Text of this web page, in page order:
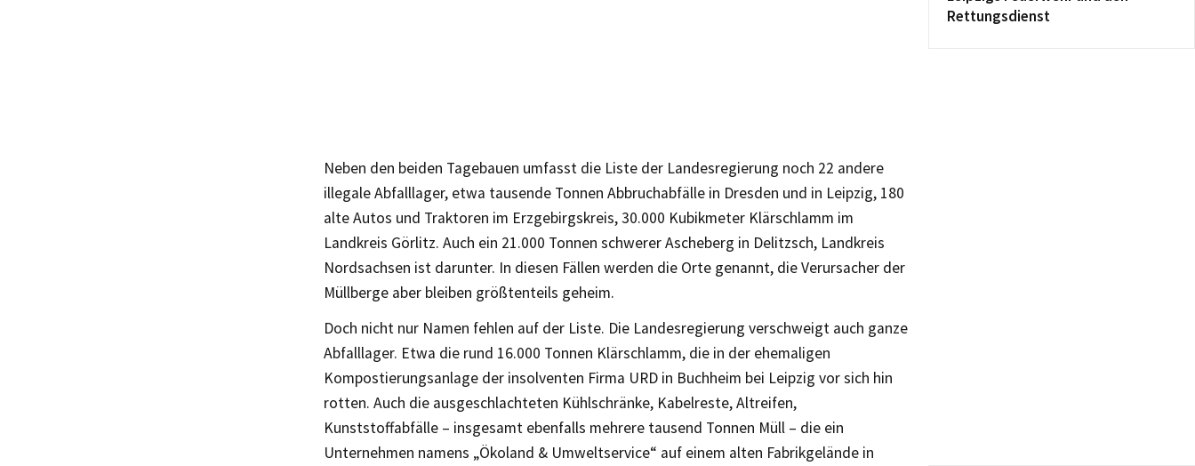
Neben den beiden Tagebauen umfasst die Liste der Landesregierung noch 22 andere
illegale Abfalllager, etwa tausende Tonnen Abbruchabfälle in Dresden und in Leipzig, 180
alte Autos und Traktoren im Erzgebirgskreis, 30.000 Kubikmeter Klärschlamm im
Landkreis Görlitz. Auch ein 21.000 Tonnen schwerer Ascheberg in Delitzsch, Landkreis
Nordsachsen ist darunter. In diesen Fällen werden die Orte genannt, die Verursacher der
Müllberge aber bleiben größtenteils geheim.
Doch nicht nur Namen fehlen auf der Liste. Die Landesregierung verschweigt auch ganze
Abfalllager. Etwa die rund 16.000 Tonnen Klärschlamm, die in der ehemaligen
Kompostierungsanlage der insolventen Firma URD in Buchheim bei Leipzig vor sich hin
rotten. Auch die ausgeschlachteten Kühlschränke, Kabelreste, Altreifen,
Kunststoffabfälle – insgesamt ebenfalls mehrere tausend Tonnen Müll – die ein
Unternehmen namens „Ökoland & Umweltservice“ auf einem alten Fabrikgelände in
Rettungsdienst